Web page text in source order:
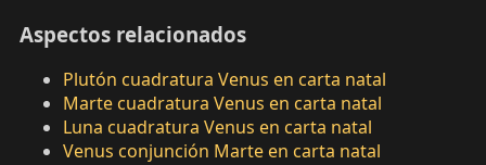
Aspectos relacionados
Plutón cuadratura Venus en carta natal
Marte cuadratura Venus en carta natal
Luna cuadratura Venus en carta natal
Venus conjunción Marte en carta natal